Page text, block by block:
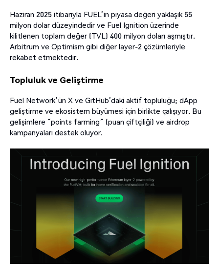
Haziran 2025 itibarıyla FUEL’in piyasa değeri yaklaşık 55
milyon dolar düzeyindedir ve Fuel Ignition üzerinde
kilitlenen toplam değer (TVL) 400 milyon doları aşmıştır.
Arbitrum ve Optimism gibi diğer layer-2 çözümleriyle
rekabet etmektedir.
Topluluk ve Geliştirme
Fuel Network’ün X ve GitHub’daki aktif topluluğu; dApp
geliştirme ve ekosistem büyümesi için birlikte çalışıyor. Bu
gelişimlere “points farming” (puan çiftçiliği) ve airdrop
kampanyaları destek oluyor.